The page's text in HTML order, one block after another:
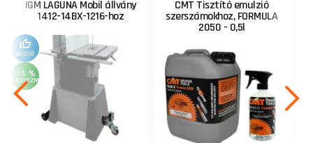
IGM LAGUNA Mobil állvány
1412-14BX-1216-hoz
AKCIÓ
-16 %
KEDVEZMÉNY
CMT Tisztító emulzió
szerszámokhoz, FORMULA
2050 - 0,5l